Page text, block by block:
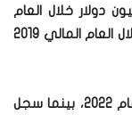
العاملين في مصر 2 مليون دولار خلال العام
المالي 2020 / 2021 مقابل 1.8 مليون دولار خلال العام المالي 2019
وسجل عدد سكان مصر 104.5 مليون نسمة عام 2022، بينما سجل